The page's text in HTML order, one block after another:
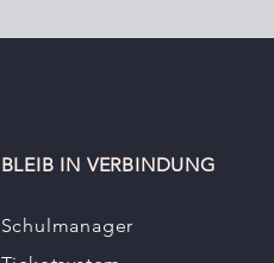
BLEIB IN VERBINDUNG
Schulmanager